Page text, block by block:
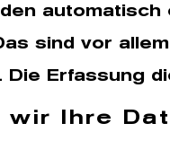
automatisch
sind vor
Die Erfassung
wir Ihre